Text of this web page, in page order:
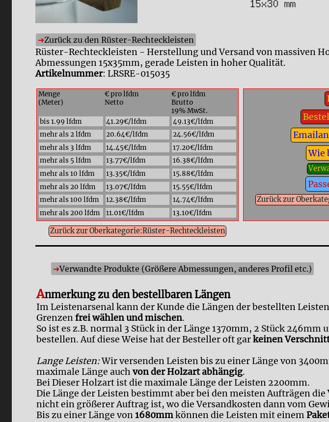
Zurück zu den Rüster-Rechteckleisten
Rüster-Rechteckleisten - Herstellung und Versand von massiven
Abmessungen 15x35mm, gerade Leisten in hoher Qualität.
Artikelnummer: LRSRE-015035
Menge
(Meter)
€ pro lfdm
Netto
€ pro lfdm
Brutto
19% MwSt.
bis 1.99 lfdm
41.29€/lfdm
49.13€/lfdm
mehr als 2 lfdm
20.64€/lfdm
24.56€/lfdm
mehr als 3 lfdm
14.45€/lfdm
17.20€/lfdm
mehr als 5 lfdm
13.77€/lfdm
16.38€/lfdm
mehr als 10 lfdm
13.35€/lfdm
15.88€/lfdm
mehr als 20 lfdm
13.07€/lfdm
15.55€/lfdm
mehr als 100 lfdm
12.38€/lfdm
14.74€/lfdm
mehr als 200 lfdm
11.01€/lfdm 13.10€/lfdm
Wie
Zurück zur
Zurück zur Oberkategorie:Rüster-Rechteckleisten
Verwandte Produkte (Größere Abmessungen, anderes Profil etc.)
Anmerkung zu den bestellbaren Längen
Im Leistenarsenal kann der Kunde die Längen der bestellten
Grenzenfrei wählen und mischen.
So ist es z.B. normal 3 Stück in der Länge 1370mm, 2 Stück 246mm
bestellen. Auf diese Weise hat der Besteller oft garkeinen
Lange Leisten:Wir versenden Leisten bis zu einer Länge von
maximale Länge auch von der Holzart abhängig.
Bei Dieser Holzart ist die maximale Länge der Leisten 2200mm.
Die Länge der Leisten bestimmt aber bei den meisten Aufträgen die
nicht ein größerer Auftrag ist, wo die Versandkosten dann vom
Bis zu einer Länge von1680mmkönnen die Leisten mit einem